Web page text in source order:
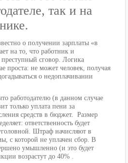
так и на
о получении зарплаты «в
на то, что работник и
преступный сговор. Логика
проста: не может человек, получая
о недоплачивании
работодателю (в данном случае
только уплата пени за
средств в бюджет. Размер
ответственность будет
Штраф начисляют в
с которой не уплачен сбор. В
умышленно (и это будет
возрастут до 40% .